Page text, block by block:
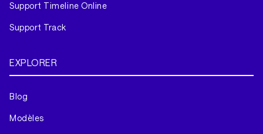
Support Timeline Online
Support Track
EXPLORER
Blog
Modèles